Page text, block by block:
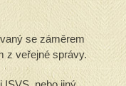
se záměrem
z veřejné správy.